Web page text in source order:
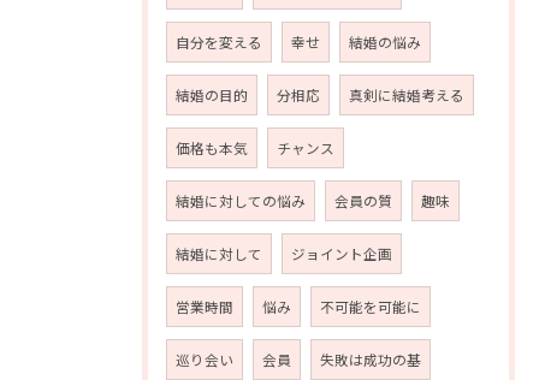
自分を変える 幸せ 結婚の悩み
結婚の目的 分相応 真剣に結婚考える
価格も本気 チャンス
結婚に対しての悩み 会員の質 趣味
結婚に対して ジョイント企画
営業時間 悩み 不可能を可能に
巡り会い 会員 失敗は成功の基